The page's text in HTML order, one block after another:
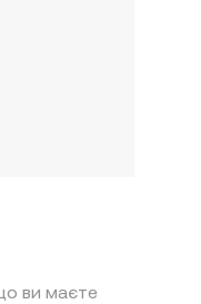
ви маєте